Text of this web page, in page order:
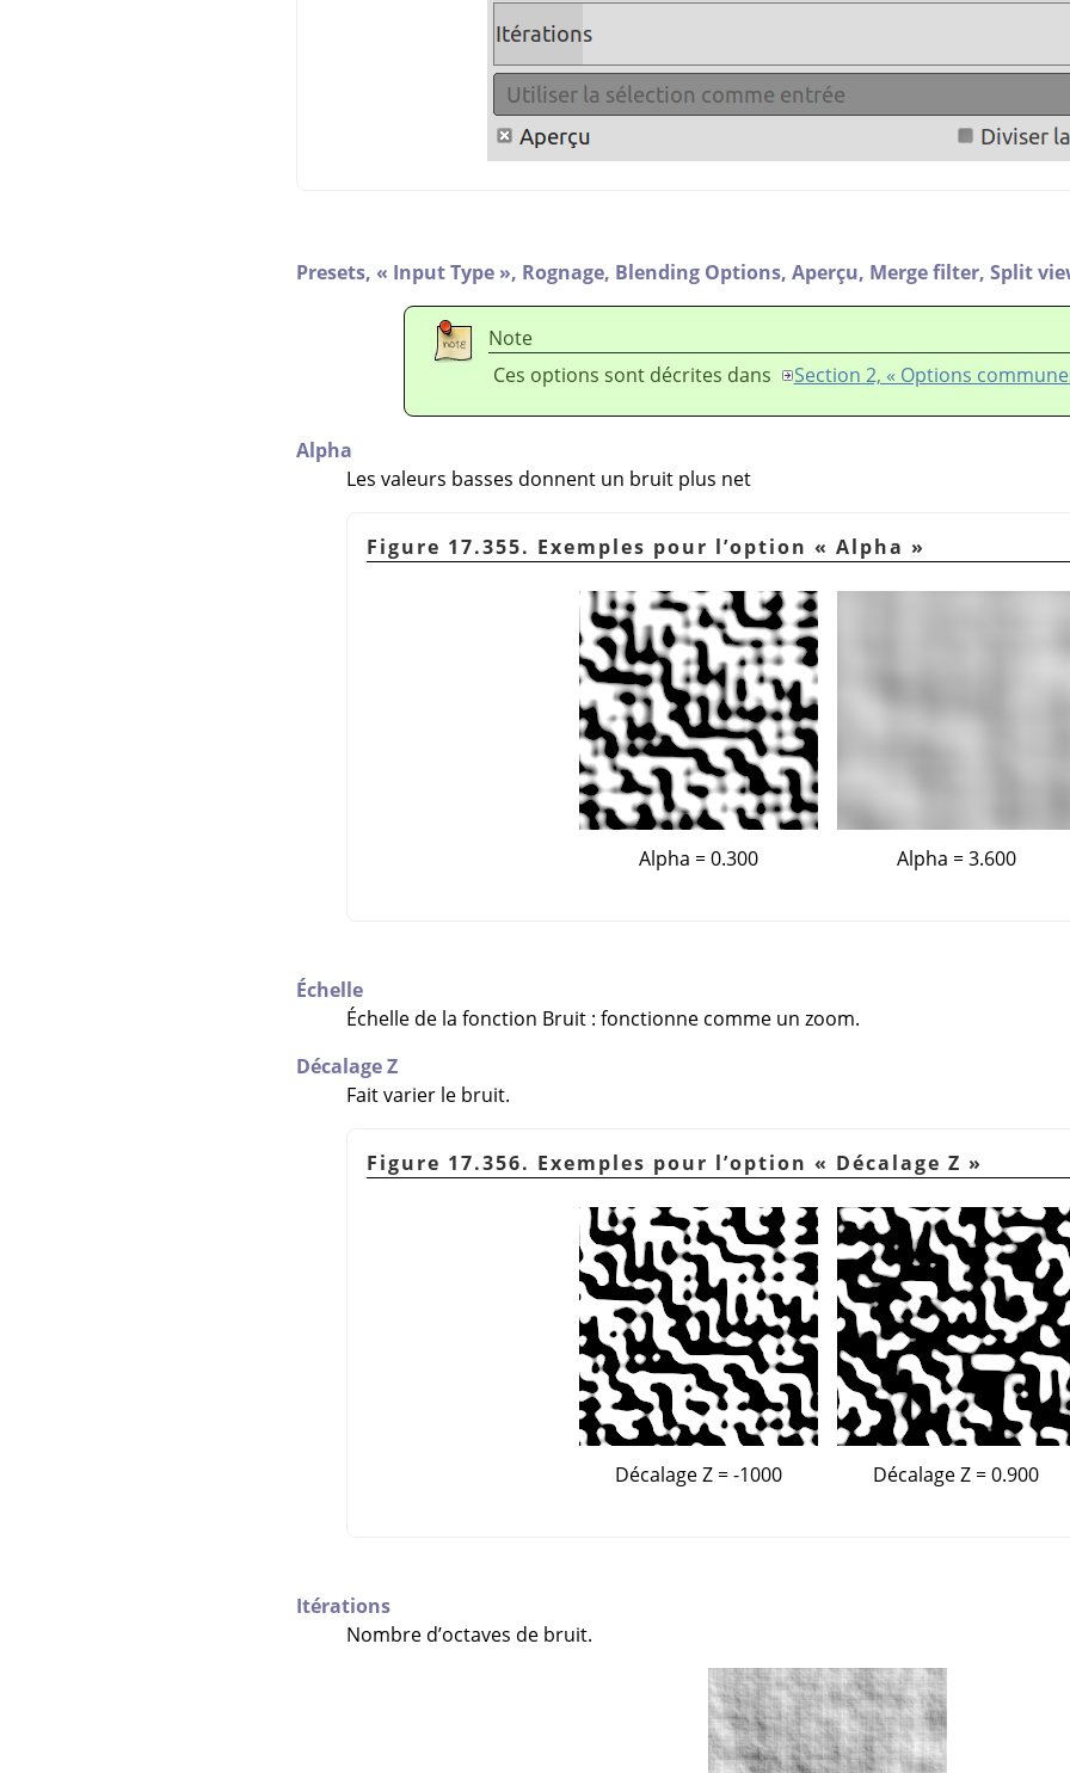
Presets, « Input Type », Rognage, Blending Options, Aperçu, Merge filter, Split
Note
Ces options sont décrites dans
Section 2, « Options
Alpha
Les valeurs basses donnent un bruit plus net
Figure 17.355. Exemples pour l’option « Alpha »
Alpha = 0.300 Alpha = 3.600
Échelle
Échelle de la fonction Bruit : fonctionne comme un zoom.
Décalage Z
Fait varier le bruit.
Figure 17.356. Exemples pour l’option « Décalage Z »
Décalage Z = -1000 Décalage Z = 0.900
Itérations
Nombre d’octaves de bruit.